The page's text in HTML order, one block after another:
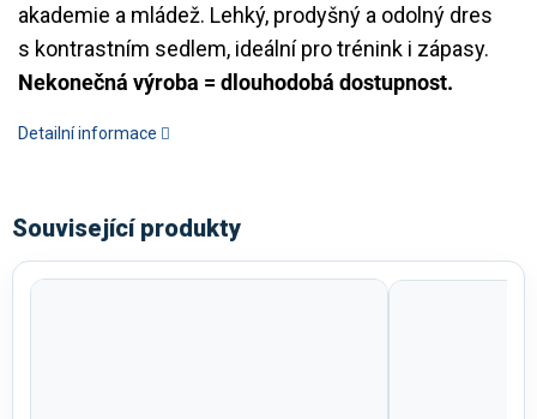
akademie a mládež. Lehký, prodyšný a odolný dres
s kontrastním sedlem, ideální pro trénink i zápasy.
Nekonečná výroba = dlouhodobá dostupnost.
Detailní informace
Související produkty